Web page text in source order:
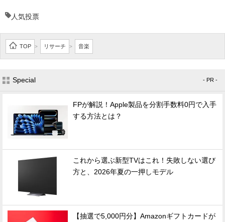
人気投票
TOP > リサーチ > 音楽
Special - PR -
FPが解説！Apple製品を分割手数料0円で入手
する方法とは？
これから選ぶ新型TVはこれ！失敗しない選び
方と、2026年夏の一押しモデル
【抽選で5,000円分】Amazonギフトカードが